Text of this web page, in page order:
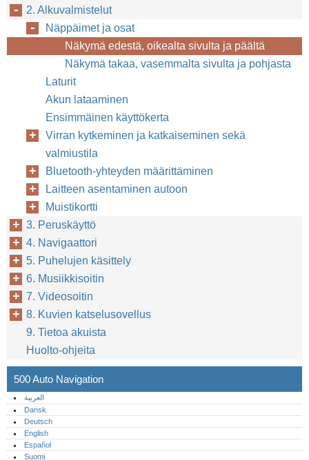
2. Alkuvalmistelut
Näppäimet ja osat
Näkymä edestä, oikealta sivulta ja päältä
Näkymä takaa, vasemmalta sivulta ja pohjasta
Laturit
Akun lataaminen
Ensimmäinen käyttökerta
Virran kytkeminen ja katkaiseminen sekä
valmiustila
Bluetooth-yhteyden määrittäminen
Laitteen asentaminen autoon
Muistikortti
3. Peruskäyttö
4. Navigaattori
5. Puhelujen käsittely
6. Musiikkisoitin
7. Videosoitin
8. Kuvien katselusovellus
9. Tietoa akuista
Huolto-ohjeita
500 Auto Navigation
العربية
Dansk
Deutsch
English
Español
Suomi